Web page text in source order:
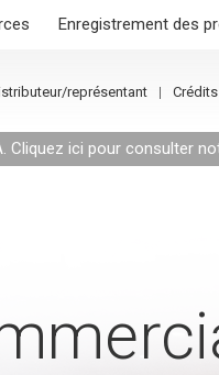
Enregistrement des
représentant
Cliquez ici pour consulter